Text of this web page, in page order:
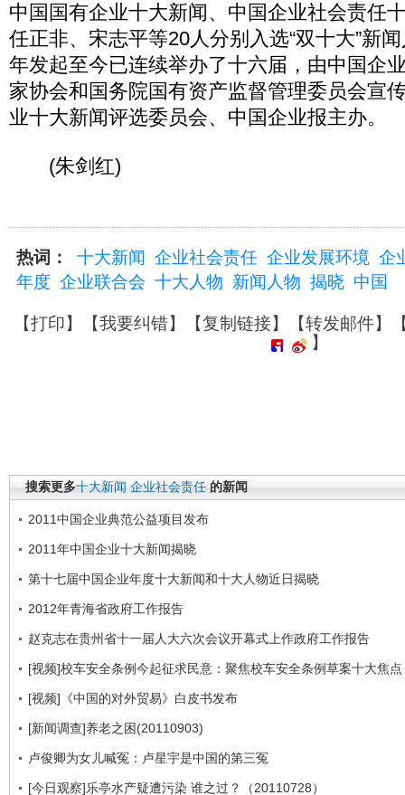
中国国有企业十大新闻、中国企业社会责任
任正非、宋志平等20人分别入选“双十大”新
年发起至今已连续举办了十六届，由中国企
家协会和国务院国有资产监督管理委员会宣
业十大新闻评选委员会、中国企业报主办。
(朱剑红)
热词： 十大新闻 企业社会责任 企业发展环境 企
年度 企业联合会 十大人物 新闻人物 揭晓 中国
【打印】【我要纠错】【复制链接】【转发邮件】
】
搜索更多十大新闻 企业社会责任 的新闻
2011中国企业典范公益项目发布
2011年中国企业十大新闻揭晓
第十七届中国企业年度十大新闻和十大人物近日揭晓
2012年青海省政府工作报告
赵克志在贵州省十一届人大六次会议开幕式上作政府工作报告
[视频]校车安全条例今起征求民意：聚焦校车安全条例草案十大焦点
[视频]《中国的对外贸易》白皮书发布
[新闻调查]养老之困(20110903)
卢俊卿为女儿喊冤：卢星宇是中国的第三冤
[今日观察]乐亭水产疑遭污染 谁之过？（20110728）